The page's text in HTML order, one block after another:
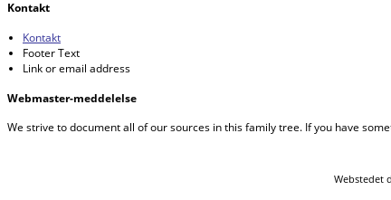
Kontakt
Kontakt
Footer Text
Link or email address
Webmaster-meddelelse
We strive to document all of our sources in this family tree. If you have
Webstedet